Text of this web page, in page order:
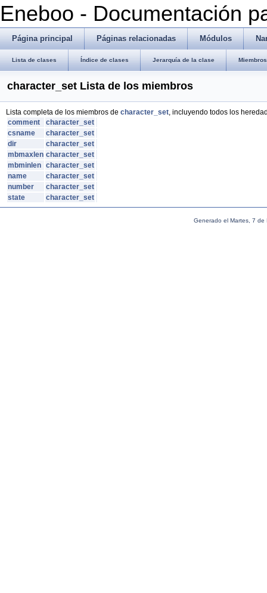
Eneboo - Documentación
Página principal Páginas relacionadas Módulos
Lista de clases Índice de clases Jerarquía de la clase
character_set Lista de los miembros
Lista completa de los miembros de character_set, incluyendo todos los
comment
character_set
csname
character_set
dir
character_set
mbmaxlen character_set
mbminlen character_set
name
character_set
number
character_set
state
character_set
Generado el Martes, 7